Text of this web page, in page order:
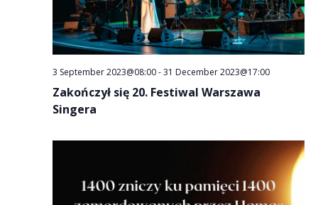
3 September 2023@08:00-31 December 2023@17:00
Zakończył się 20. Festiwal Warszawa
Singera